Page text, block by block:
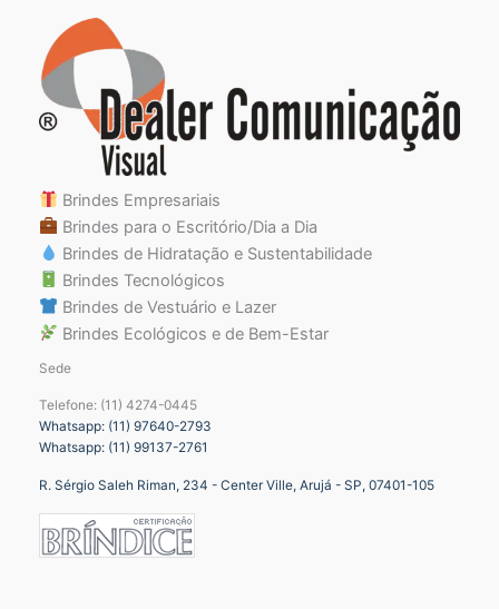
Brindes Empresariais
Brindes para o Escritório/Dia a Dia
Brindes de Hidratação e Sustentabilidade
Brindes Tecnológicos
Brindes de Vestuário e Lazer
Brindes Ecológicos e de Bem-Estar
Sede
Telefone: (11) 4274-0445
Whatsapp: (11) 97640-2793
Whatsapp: (11) 99137-2761
R. Sérgio Saleh Riman, 234 - Center Ville, Arujá - SP, 07401-105